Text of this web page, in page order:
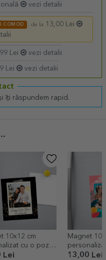
vezi detalii
COMOD de la
13,00 Lei
Lei vezi detalii
Lei vezi detalii
îți răspundem rapid.
10x12 cm
cu o poză
- Happy new
Lei
Magnet
și text -
13,00 Lei